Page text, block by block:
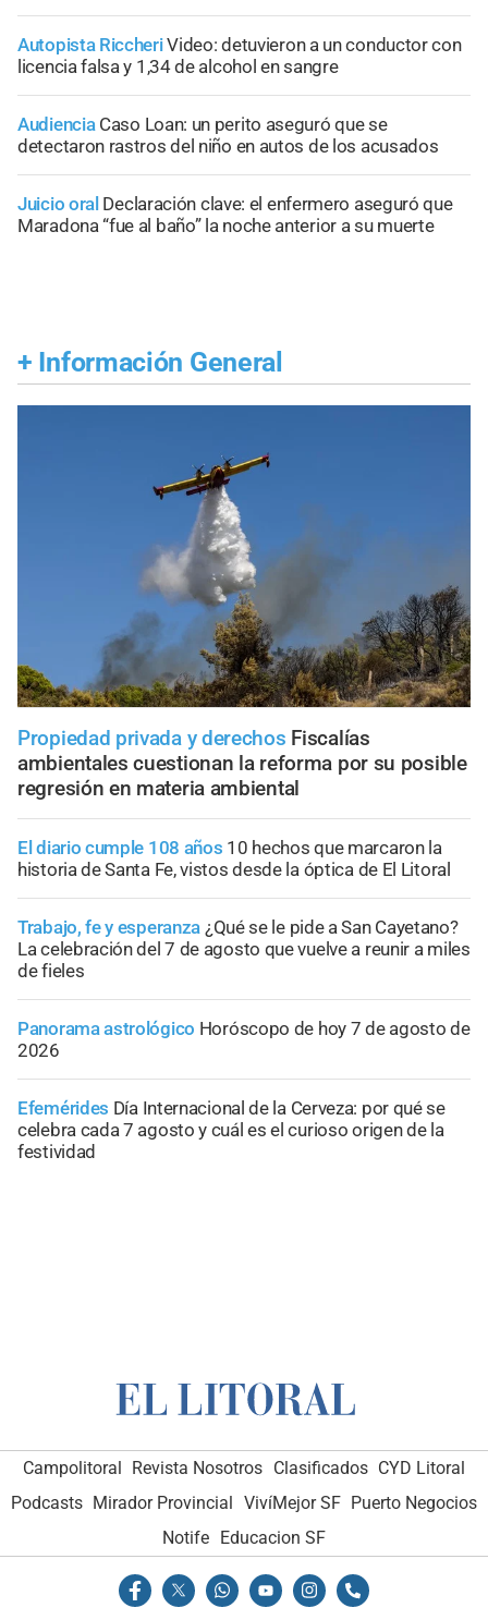
Autopista RiccheriVideo: detuvieron a un conductor con
licencia falsa y 1,34 de alcohol en sangre
Audiencia Caso Loan: un perito aseguró que se
detectaron rastros del niño en autos de los acusados
Juicio oral Declaración clave: el enfermero aseguró que
Maradona “fue al baño” la noche anterior a su muerte
+ Información General
Propiedad privada y derechos Fiscalías
ambientales cuestionan la reforma por su posible
regresión en materia ambiental
El diario cumple 108 años 10 hechos que marcaron la
historia de Santa Fe, vistos desde la óptica de El Litoral
Trabajo, fe y esperanza ¿Qué se le pide a San Cayetano?
La celebración del 7 de agosto que vuelve a reunir a miles
de fieles
Panorama astrológico Horóscopo de hoy 7 de agosto de
2026
Efemérides Día Internacional de la Cerveza: por qué se
celebra cada 7 agosto y cuál es el curioso origen de la
festividad
Campolitoral Revista Nosotros Clasificados CYD Litoral
Podcasts Mirador Provincial VivíMejor SF Puerto Negocios
Notife Educacion SF